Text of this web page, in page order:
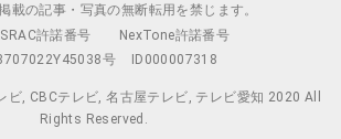
載の記事・写真の無断転用を禁じます。
許諾番号
NexTone許諾番号
号
ID000007318
, CBCテレビ, 名古屋テレビ, テレビ愛知 2020 All
Rights Reserved.